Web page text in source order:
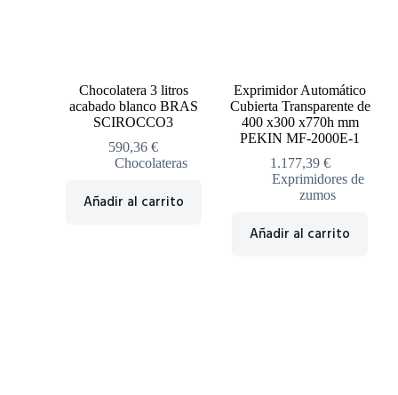
Chocolatera 3 litros
acabado blanco BRAS
SCIROCCO3
590,36€
Chocolateras
Añadir al carrito
Exprimidor Automático
Cubierta Transparente de
400 x300 x770h mm
PEKIN MF-2000E-1
1.177,39 €
Exprimidores de
zumos
Añadir al carrito